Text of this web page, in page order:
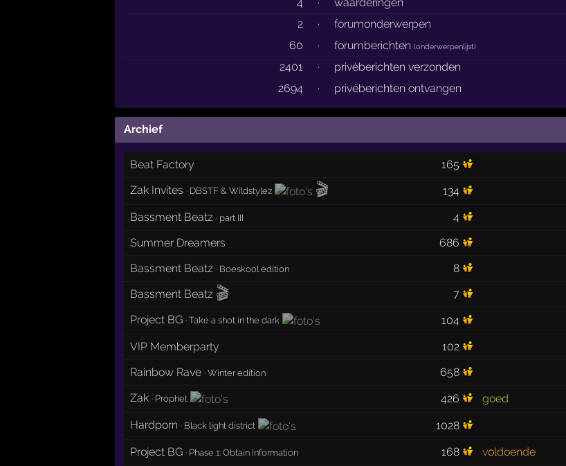
4
·
waarderingen
2
·
forumonderwerpen
60
· forumberichten(onderwerpenlijst)
2401 ·
privéberichten verzonden
2694
· privéberichten ontvangen
Archief
Beat Factory 165
Zak Invites · DBSTF & Wildstylez 🎬 134
Bassment Beatz · part III 4
Summer Dreamers
686
Bassment Beatz · Boeskool edition 8
Bassment Beatz 🎬 7
Project BG ·Take a shot in the dark 104
VIP Memberparty
102
Rainbow Rave ·Winter edition 658
Zak · Prophet 426 goed
Hardporn · Black light district 1028
Project BG · Phase 1: Obtain Information 168 voldoende